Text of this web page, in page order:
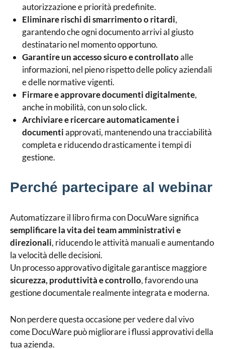
autorizzazione e priorità predefinite.
Eliminare rischi di smarrimento o ritardi,
garantendo che ogni documento arrivi al giusto
destinatario nel momento opportuno.
Garantire un accesso sicuro e controllatoalle
informazioni, nel pieno rispetto delle policy aziendali
e delle normative vigenti.
Firmare e approvare documenti digitalmente,
anche in mobilità, con un solo click.
Archiviare e ricercare automaticamente i
documentiapprovati, mantenendo una tracciabilità
completa e riducendo drasticamente i tempi di
gestione.
Perché partecipare al webinar
Automatizzare il libro firma con DocuWare significa
semplificare la vita dei team amministrativi e
direzionali, riducendo le attività manuali e aumentando
la velocità delle decisioni.
Un processo approvativo digitale garantisce maggiore
sicurezza, produttività e controllo, favorendo una
gestione documentale realmente integrata e moderna.
Non perdere questa occasione per vedere dal vivo
come DocuWare può migliorare i flussi approvativi della
tua azienda.